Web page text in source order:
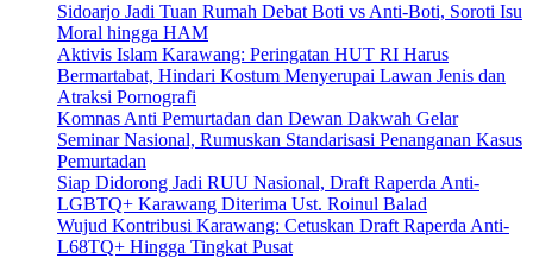
Sidoarjo Jadi Tuan Rumah Debat Boti vs Anti-Boti, Soroti Isu
Moral hingga HAM
Aktivis Islam Karawang: Peringatan HUT RI Harus
Bermartabat, Hindari Kostum Menyerupai Lawan Jenis dan
Atraksi Pornografi
Komnas Anti Pemurtadan dan Dewan Dakwah Gelar
Seminar Nasional, Rumuskan Standarisasi Penanganan Kasus
Pemurtadan
Siap Didorong Jadi RUU Nasional, Draft Raperda Anti-
LGBTQ+ Karawang Diterima Ust. Roinul Balad
Wujud Kontribusi Karawang: Cetuskan Draft Raperda Anti-
L68TQ+ Hingga Tingkat Pusat